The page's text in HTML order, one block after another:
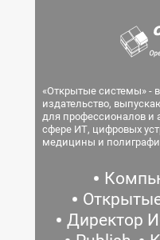
«Открытые системы» -
издательство,
для профессионалов и
сфере ИТ, цифровых
медицины и
Директор